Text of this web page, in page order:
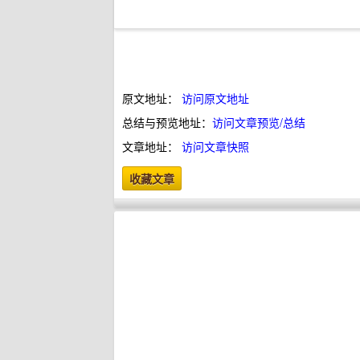
原文地址： 访问原文地址
总结与预览地址： 访问文章预览/总结
文章地址： 访问文章快照